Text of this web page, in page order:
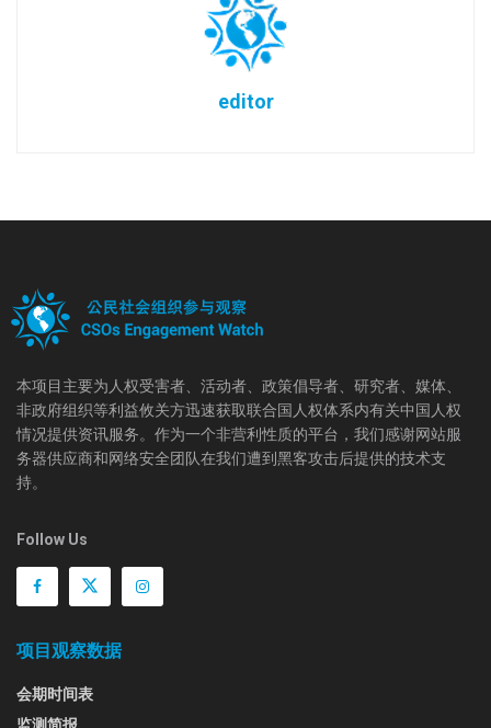
editor
本项目主要为人权受害者、活动者、政策倡导者、研究者、媒体、
非政府组织等利益攸关方迅速获取联合国人权体系内有关中国人权
情况提供资讯服务。作为一个非营利性质的平台，我们感谢网站服
务器供应商和网络安全团队在我们遭到黑客攻击后提供的技术支
持。
Follow Us
项目观察数据
会期时间表